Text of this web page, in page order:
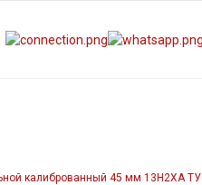
калиброванный 45 мм 13Н2ХА ТУ